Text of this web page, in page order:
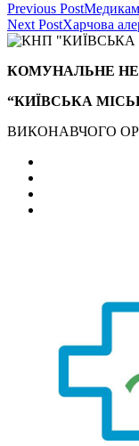
Previous Post
Next PostХарчова
КОМУНАЛЬНЕ
“КИЇВСЬКА
ВИКОНАВЧОГО